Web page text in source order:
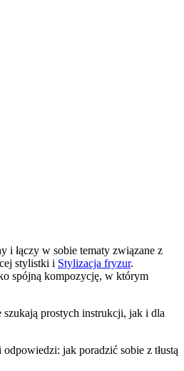
i łączy w sobie tematy związane z
stylistki i Stylizacja fryzur.
spójną kompozycję, w którym
prostych instrukcji, jak i dla
jak poradzić sobie z tłustą